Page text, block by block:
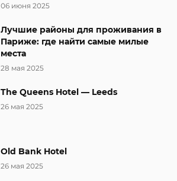
06 июня 2025
Лучшие районы для проживания в
Париже: где найти самые милые
места
28 мая 2025
The Queens Hotel — Leeds
26 мая 2025
Old Bank Hotel
26 мая 2025